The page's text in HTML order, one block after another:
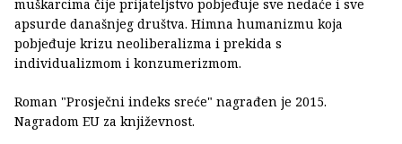
muškarcima čije prijateljstvo pobjeđuje sve nedaće i sve
apsurde današnjeg društva. Himna humanizmu koja
pobjeđuje krizu neoliberalizma i prekida s
individualizmom i konzumerizmom.
Roman "Prosječni indeks sreće" nagrađen je 2015.
Nagradom EU za književnost.